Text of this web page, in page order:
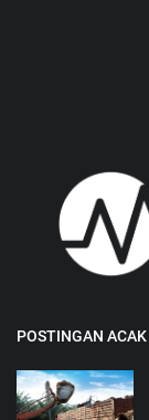
POSTINGAN ACAK